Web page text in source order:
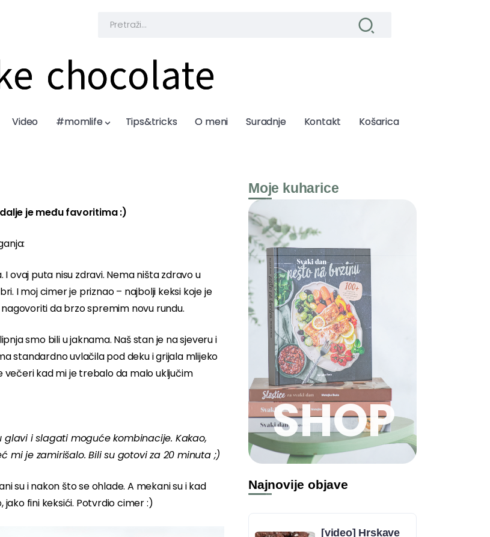
chocolate
Video #momlife Tips&tricks O meni Suradnje Kontakt Košarica
chocolate
Video #momlife Tips&tricks O meni Suradnje Kontakt Košarica
je među favoritima :)
ovaj puta nisu zdravi. Nema ništa zdravo u
I moj cimer je priznao – najbolji keksi koje je
da brzo spremim novu rundu.
smo bili u jaknama. Naš stan je na sjeveru i
standardno uvlačila pod deku i grijala mlijeko
večeri kad mi je trebalo da malo uključim
glavi i slagati moguće kombinacije. Kakao,
je zamirišalo. Bili su gotovi za 20 minuta ;)
su i nakon što se ohlade. A mekani su i kad
jako fini keksići. Potvrdio cimer :)
Moje kuharice
SHOP
Najnovije objave
[video] Hrskave